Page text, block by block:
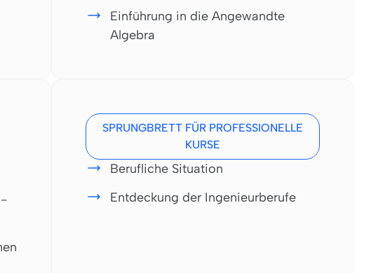
Einführung in die Angewandte
Algebra
SPRUNGBRETT FÜR PROFESSIONELLE
KURSE
Berufliche Situation
Entdeckung der Ingenieurberufe